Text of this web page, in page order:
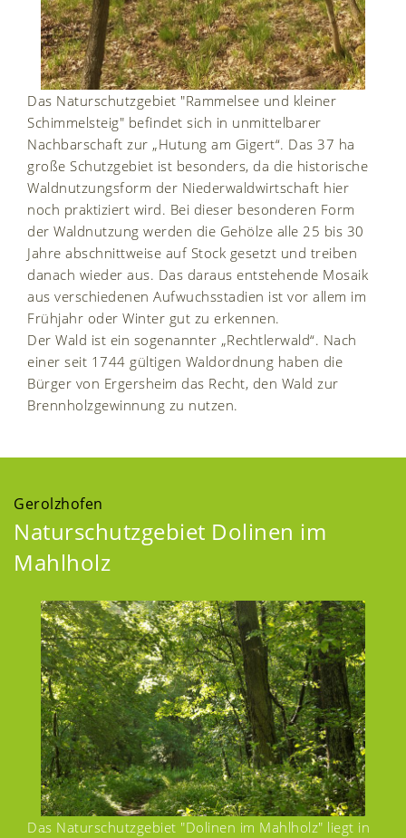
Das Naturschutzgebiet "Rammelsee und kleiner
Schimmelsteig" befindet sich in unmittelbarer
Nachbarschaft zur „Hutung am Gigert“. Das 37 ha
große Schutzgebiet ist besonders, da die historische
Waldnutzungsform der Niederwaldwirtschaft hier
noch praktiziert wird. Bei dieser besonderen Form
der Waldnutzung werden die Gehölze alle 25 bis 30
Jahre abschnittweise auf Stock gesetzt und treiben
danach wieder aus. Das daraus entstehende Mosaik
aus verschiedenen Aufwuchsstadien ist vor allem im
Frühjahr oder Winter gut zu erkennen.
Der Wald ist ein sogenannter „Rechtlerwald“. Nach
einer seit 1744 gültigen Waldordnung haben die
Bürger von Ergersheim das Recht, den Wald zur
Brennholzgewinnung zu nutzen.
Gerolzhofen
Naturschutzgebiet Dolinen im
Mahlholz
Das Naturschutzgebiet "Dolinen im Mahlholz" liegt in